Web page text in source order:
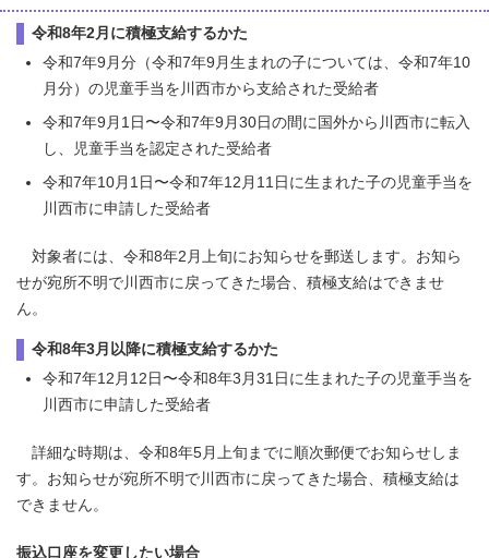
令和8年2月に積極支給するかた
令和7年9月分（令和7年9月生まれの子については、令和7年10
月分）の児童手当を川西市から支給された受給者
令和7年9月1日〜令和7年9月30日の間に国外から川西市に転入
し、児童手当を認定された受給者
令和7年10月1日〜令和7年12月11日に生まれた子の児童手当を
川西市に申請した受給者
対象者には、令和8年2月上旬にお知らせを郵送します。お知ら
せが宛所不明で川西市に戻ってきた場合、積極支給はできませ
ん。
令和8年3月以降に積極支給するかた
令和7年12月12日〜令和8年3月31日に生まれた子の児童手当を
川西市に申請した受給者
詳細な時期は、令和8年5月上旬までに順次郵便でお知らせしま
す。お知らせが宛所不明で川西市に戻ってきた場合、積極支給は
できません。
振込口座を変更したい場合